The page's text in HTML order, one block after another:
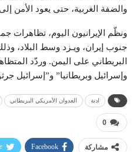
والضفة الغربية، حتى يعود الأمن
ونظّم الإيرانيون اليوم، تظاهرات
جنوب إيران، ويـزد وسط البلاد،
البريطاني على اليمن. وردّد
وإسرائيل وبريطانيا” و”إسرائيل
ادنة العدوان الأمريكي البريطاني
0
مشاركة Facebook